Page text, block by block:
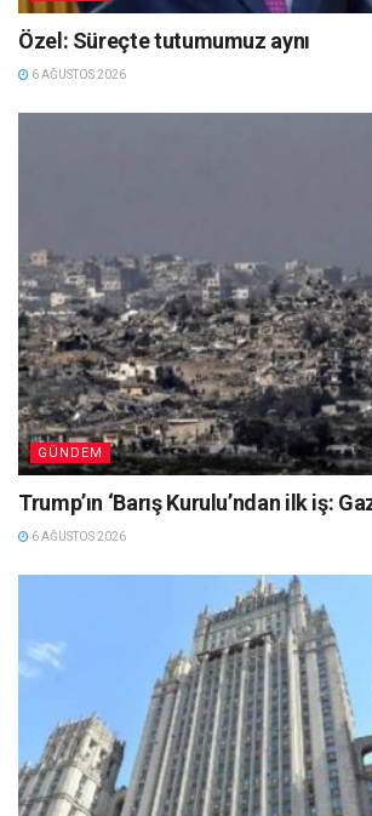
Özel: Süreçte tutumumuz aynı
6 AĞUSTOS 2026
GÜNDEM
Trump’ın ‘Barış Kurulu’ndan ilk iş:
6 AĞUSTOS 2026